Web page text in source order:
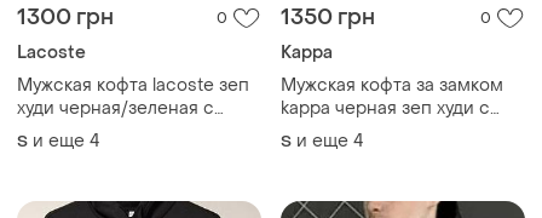
1300 грн 0
Lacoste
Мужская кофта lacoste зеп
худи черная/зеленая с
лампасом s / m / l / xl / xxl
S и еще 4
1350 грн 0
Kappa
Мужская кофта за замком
kappa черная зеп худи с
лампасами s / m / l / xl / xxl
S и еще 4